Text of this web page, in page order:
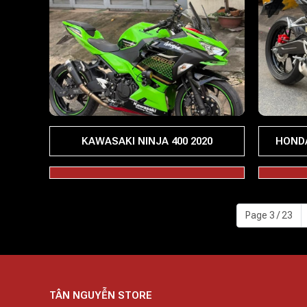
KAWASAKI NINJA 400 2020
Page 3 / 23
TÂN NGUYỄN STORE